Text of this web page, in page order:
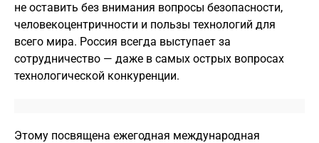
не оставить без внимания вопросы безопасности,
человекоцентричности и пользы технологий для
всего мира. Россия всегда выступает за
сотрудничество — даже в самых острых вопросах
технологической конкуренции.
Этому посвящена ежегодная международная